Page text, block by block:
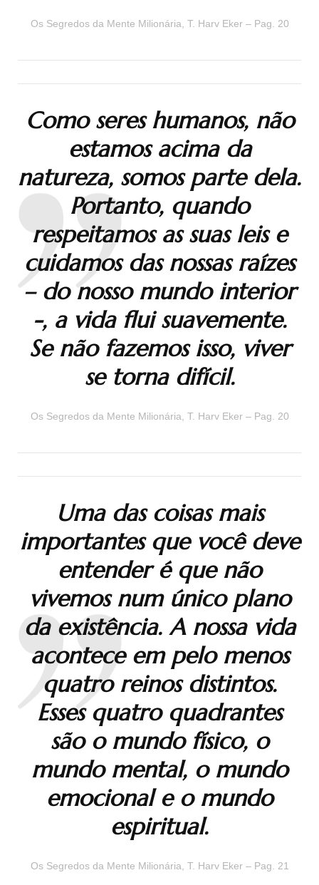
Os Segredos da Mente Milionária, T. Harv Eker – Pag. 20
Como seres humanos, não
estamos acima da
natureza, somos parte dela.
Portanto, quando
respeitamos as suas leis e
cuidamos das nossas raízes
– do nosso mundo interior
-, a vida flui suavemente.
Se não fazemos isso, viver
se torna difícil.
Os Segredos da Mente Milionária, T. Harv Eker – Pag. 20
Uma das coisas mais
importantes que você deve
entender é que não
vivemos num único plano
da existência. A nossa vida
acontece em pelo menos
quatro reinos distintos.
Esses quatro quadrantes
são o mundo físico, o
mundo mental, o mundo
emocional e o mundo
espiritual.
Os Segredos da Mente Milionária, T. Harv Eker – Pag. 21